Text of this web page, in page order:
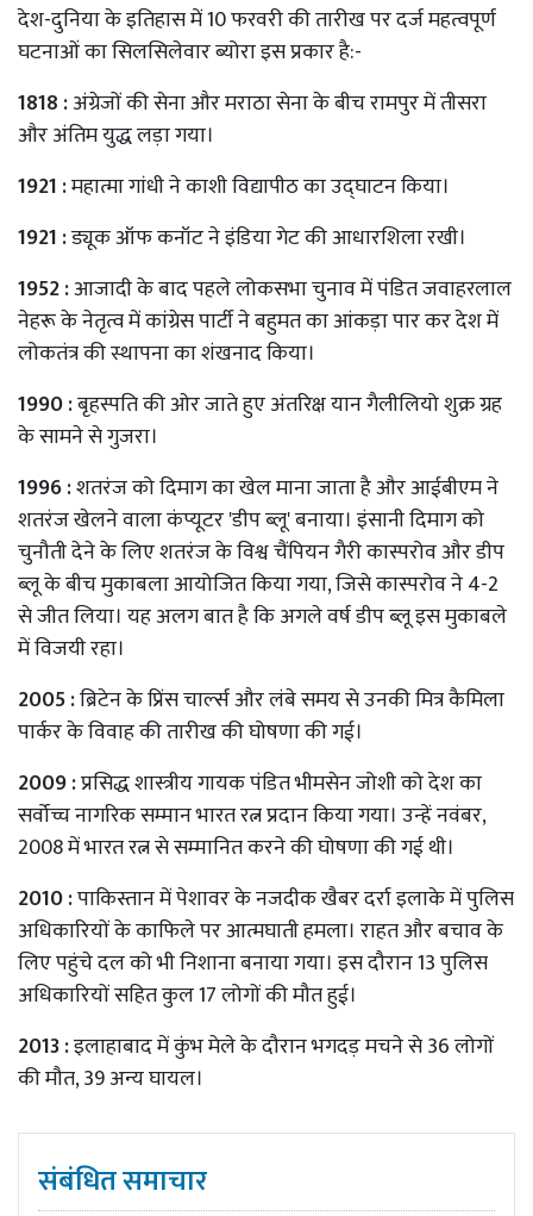
देश-दुनिया के इतिहास में 10 फरवरी की तारीख पर दर्ज महत्वपूर्ण
घटनाओं का सिलसिलेवार ब्योरा इस प्रकार है:-
1818 :अंग्रेजों की सेना और मराठा सेना के बीच रामपुर में तीसरा
और अंतिम युद्ध लड़ा गया।
1921 :महात्मा गांधी ने काशी विद्यापीठ का उद्घाटन किया।
1921 :ड्यूक ऑफ कनॉट ने इंडिया गेट की आधारशिला रखी।
1952 :आजादी के बाद पहले लोकसभा चुनाव में पंडित जवाहरलाल
नेहरू के नेतृत्व में कांग्रेस पार्टी ने बहुमत का आंकड़ा पार कर देश में
लोकतंत्र की स्थापना का शंखनाद किया।
1990 :बृहस्पति की ओर जाते हुए अंतरिक्ष यान गैलीलियो शुक्र ग्रह
के सामने से गुजरा।
1996 :शतरंज को दिमाग का खेल माना जाता है और आईबीएम ने
शतरंज खेलने वाला कंप्यूटर 'डीप ब्लू' बनाया। इंसानी दिमाग को
चुनौती देने के लिए शतरंज के विश्व चैंपियन गैरी कास्परोव और डीप
ब्लू के बीच मुकाबला आयोजित किया गया, जिसे कास्परोव ने 4-2
से जीत लिया। यह अलग बात है कि अगले वर्ष डीप ब्लू इस मुकाबले
में विजयी रहा।
2005 :ब्रिटेन के प्रिंस चार्ल्स और लंबे समय से उनकी मित्र कैमिला
पार्कर के विवाह की तारीख की घोषणा की गई।
2009 :प्रसिद्ध शास्त्रीय गायक पंडित भीमसेन जोशी को देश का
सर्वोच्च नागरिक सम्मान भारत रत्न प्रदान किया गया। उन्हें नवंबर,
2008 में भारत रत्न से सम्मानित करने की घोषणा की गई थी।
2010 :पाकिस्तान में पेशावर के नजदीक खैबर दर्रा इलाके में पुलिस
अधिकारियों के काफिले पर आत्मघाती हमला। राहत और बचाव के
लिए पहुंचे दल को भी निशाना बनाया गया। इस दौरान 13 पुलिस
अधिकारियों सहित कुल 17 लोगों की मौत हुई।
2013 :इलाहाबाद में कुंभ मेले के दौरान भगदड़ मचने से 36 लोगों
की मौत, 39 अन्य घायल।
संबंधित समाचार